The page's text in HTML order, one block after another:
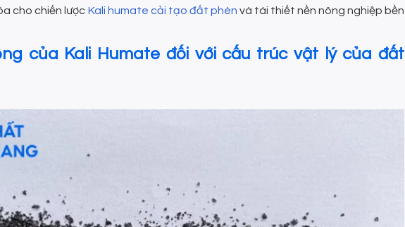
cho chiến lược Kali humate cải tạo đất phèn và tái thiết nền nông nghiệp bền
của Kali Humate đối với cấu trúc vật lý của đất